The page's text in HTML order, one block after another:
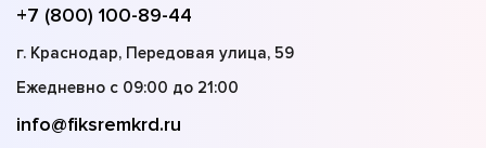
+7 (800) 100-89-44
г. Краснодар, Передовая улица, 59
Ежедневно с 09:00 до 21:00
info@fiksremkrd.ru